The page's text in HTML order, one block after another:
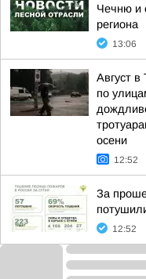
Чечню и
региона
13:06
Август
по
осени
12:52
За
12:52